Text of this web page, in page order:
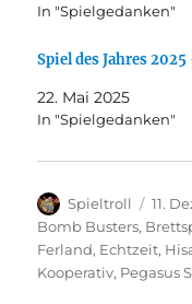
In "Spielgedanken"
Spiel des Jahres
22. Mai 2025
In "Spielgedanken"
Autor
Spieltroll
am
11.
Bomb Busters,
Ferland, Echtzeit,
Kooperativ, Pegasus